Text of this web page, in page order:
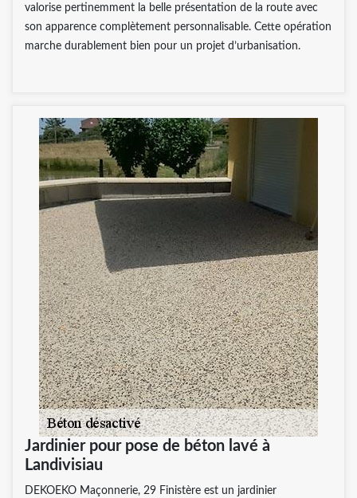
valorise pertinemment la belle présentation de la route avec
son apparence complètement personnalisable. Cette opération
marche durablement bien pour un projet d’urbanisation.
Jardinier pour pose de béton lavé à
Landivisiau
DEKOEKO Maçonnerie, 29 Finistère est un jardinier